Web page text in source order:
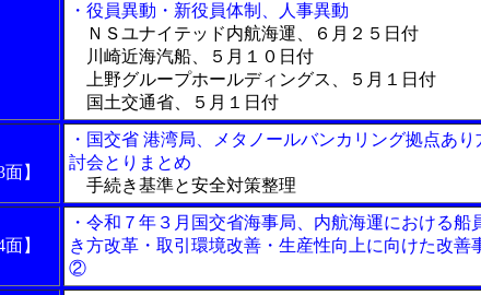
・役員異動・新役員体制、人事異動
ＮＳユナイテッド内航海運、６月２５日付
川崎近海汽船、５月１０日付
上野グループホールディングス、５月１日付
国土交通省、５月１日付
】
・国交省 港湾局、メタノールバンカリング拠点あり
討会とりまとめ
手続き基準と安全対策整理
】
・令和７年３月国交省海事局、内航海運における船
き方改革・取引環境改善・生産性向上に向けた改善
②